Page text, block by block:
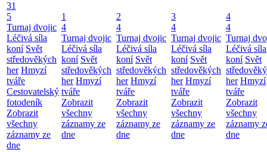
31
5
Turnaj dvojic
Léčivá síla
koní Svět
středověkých
her Hmyzí
tváře
Cestovatelský
fotodeník
Zobrazit
všechny
záznamy ze
dne
1
4
Turnaj dvojic
Léčivá síla
koní Svět
středověkých
her Hmyzí
tváře
Zobrazit
všechny
záznamy ze
dne
2
4
Turnaj dvojic
Léčivá síla
koní Svět
středověkých
her Hmyzí
tváře
Zobrazit
všechny
záznamy ze
dne
3
4
Turnaj dvojic
Léčivá síla
koní Svět
středověkých
her Hmyzí
tváře
Zobrazit
všechny
záznamy ze
dne
4
4
Turnaj
Léčivá síla
koní Svět
her Hmyzí
tváře
Zobrazit
všechny
záznamy
dne